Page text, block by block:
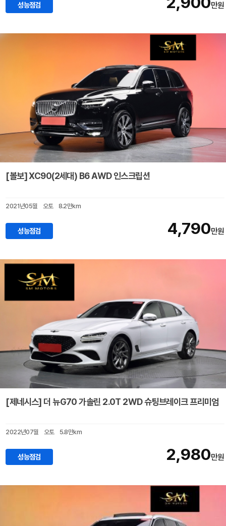
성능점검 만원
[볼보] XC90(2세대) B6 AWD 인스크립션
2021년05월 오토 8.2만km
성능점검 4,790만원
[제네시스] 더 뉴G70 가솔린 2.0T 2WD 슈팅브레이크 프리미엄
2022년07월 오토 5.8만km
성능점검 2,980만원